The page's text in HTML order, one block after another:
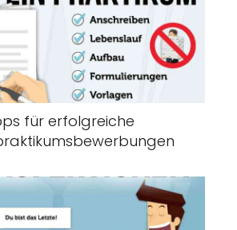
für erfolgreiche